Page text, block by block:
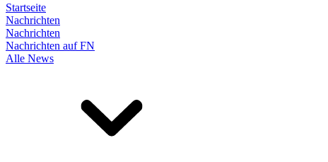
Startseite
Nachrichten
Nachrichten
Nachrichten auf FN
Alle News